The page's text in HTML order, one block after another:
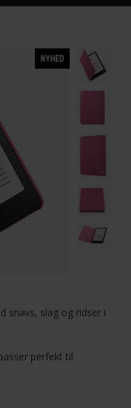
NYHED
snavs, slag og ridser i
perfekt til